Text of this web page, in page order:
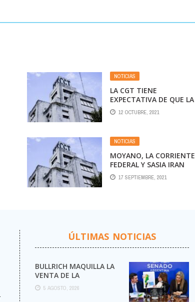
NOTICIAS
LA CGT TIENE
EXPECTATIVA DE QUE LA
MOVILIZACIÓN DEL 18 DE
OCTUBRE SEA
12 OCTUBRE, 2021
NOTICIAS
MOYANO, LA CORRIENTE
FEDERAL Y SASIA IRAN
JUNTOS AL CONFEDERAL
DE LA CGT
17 SEPTIEMBRE, 2021
ÚLTIMAS NOTICIAS
BULLRICH MAQUILLA LA
VENTA DE LA
ARGENTINA
5 AGOSTO, 2026